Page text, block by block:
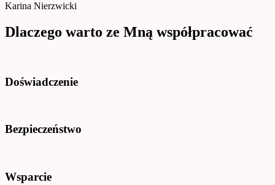
Karina Nierzwicki
Dlaczego warto ze Mną współpracować
Doświadczenie
Bezpieczeństwo
Wsparcie